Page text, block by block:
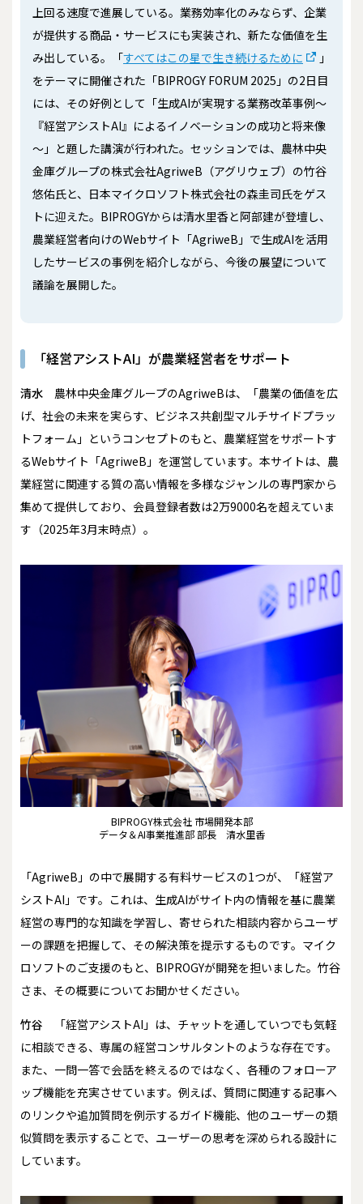
上回る速度で進展している。業務効率化のみならず、企業
が提供する商品・サービスにも実装され、新たな価値を生
み出している。「すべてはこの星で生き続けるために
」
をテーマに開催された「BIPROGY FORUM 2025」の2日目
には、その好例として「生成AIが実現する業務改革事例～
『経営アシストAI』によるイノベーションの成功と将来像
～」と題した講演が行われた。セッションでは、農林中央
金庫グループの株式会社AgriweB（アグリウェブ）の竹谷
悠佑氏と、日本マイクロソフト株式会社の森圭司氏をゲス
トに迎えた。BIPROGYからは清水里香と阿部建が登壇し、
農業経営者向けのWebサイト「AgriweB」で生成AIを活用
したサービスの事例を紹介しながら、今後の展望について
議論を展開した。
「経営アシストAI」が農業経営者をサポート
清水
農林中央金庫グループのAgriweBは、「農業の価値を広
げ、社会の未来を実らす、ビジネス共創型マルチサイドプラッ
トフォーム」というコンセプトのもと、農業経営をサポートす
るWebサイト「AgriweB」を運営しています。本サイトは、農
業経営に関連する質の高い情報を多様なジャンルの専門家から
集めて提供しており、会員登録者数は2万9000名を超えていま
す（2025年3月末時点）。
BIPROGY株式会社 市場開発本部
データ＆AI事業推進部 部長 清水里香
「AgriweB」の中で展開する有料サービスの1つが、「経営ア
シストAI」です。これは、生成AIがサイト内の情報を基に農業
経営の専門的な知識を学習し、寄せられた相談内容からユーザ
ーの課題を把握して、その解決策を提示するものです。マイク
ロソフトのご支援のもと、BIPROGYが開発を担いました。竹谷
さま、その概要についてお聞かせください。
竹谷
「経営アシストAI」は、チャットを通していつでも気軽
に相談できる、専属の経営コンサルタントのような存在です。
また、一問一答で会話を終えるのではなく、各種のフォローア
ップ機能を充実させています。例えば、質問に関連する記事へ
のリンクや追加質問を例示するガイド機能、他のユーザーの類
似質問を表示することで、ユーザーの思考を深められる設計に
しています。